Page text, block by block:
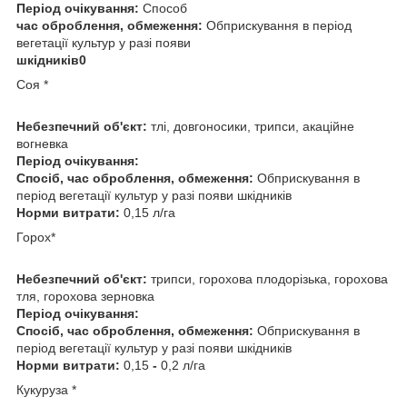
Період очікування: Способ
час оброблення, обмеження: Обприскування в період
вегетації культур у разі появи
шкідників0
Соя *
Небезпечний об'єкт: тлі, довгоносики, трипси, акаційне
вогневка
Період очікування:
Спосіб, час оброблення, обмеження: Обприскування в
період вегетації культур у разі появи шкідників
Норми витрати: 0,15 л/га
Горох*
Небезпечний об'єкт: трипси, горохова плодорізька, горохова
тля, горохова зерновка
Період очікування:
Спосіб, час оброблення, обмеження: Обприскування в
період вегетації культур у разі появи шкідників
Норми витрати: 0,15 - 0,2 л/га
Кукуруза *